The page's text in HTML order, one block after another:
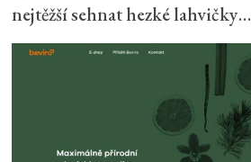
nejtěžší sehnat hezké lahvičky…